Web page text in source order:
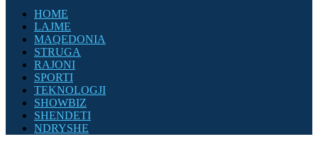
HOME
LAJME
MAQEDONIA
STRUGA
RAJONI
SPORTI
TEKNOLOGJI
SHOWBIZ
SHENDETI
NDRYSHE